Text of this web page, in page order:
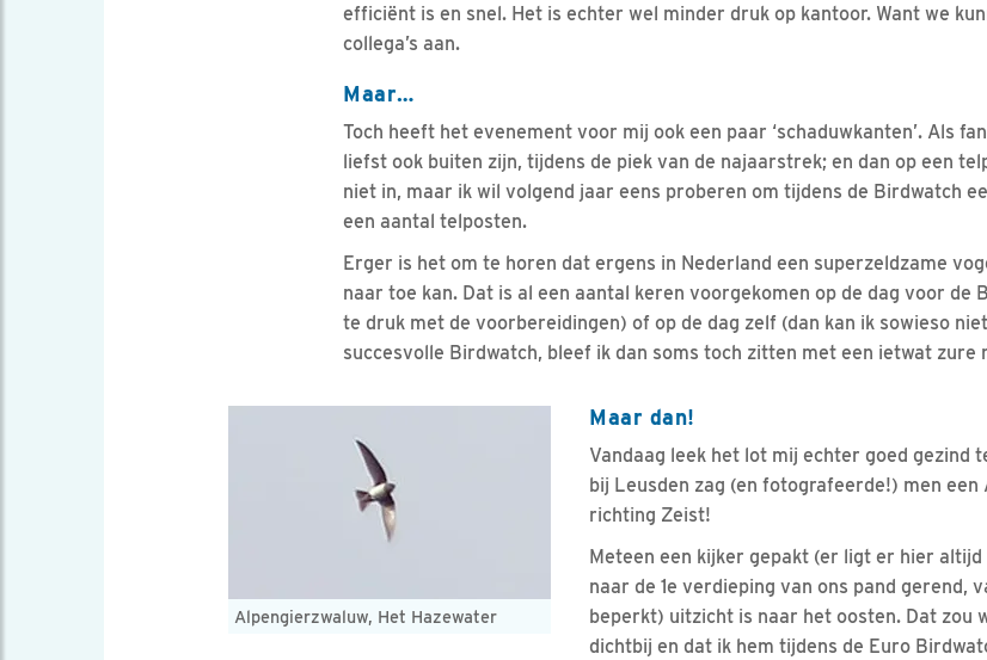
efficiënt is en snel. Het is echter wel minder druk op kantoor. Want we
collega’s aan.
Maar…
Toch heeft het evenement voor mij ook een paar ‘schaduwkanten’. Als
liefst ook buiten zijn, tijdens de piek van de najaarstrek; en dan op een
niet in, maar ik wil volgend jaar eens proberen om tijdens de Birdwatch
een aantal telposten.
Erger is het om te horen dat ergens in Nederland een superzeldzame
naar toe kan. Dat is al een aantal keren voorgekomen op de dag voor de
te druk met de voorbereidingen) of op de dag zelf (dan kan ik sowieso
succesvolle Birdwatch, bleef ik dan soms toch zitten met een ietwat zure
Alpengierzwaluw, Het Hazewater
Maar dan!
Vandaag leek het lot mij echter goed gezind
bij Leusden zag (en fotografeerde!) men
richting Zeist!
Meteen een kijker gepakt (er ligt er hier
naar de 1e verdieping van ons pand gerend,
beperkt) uitzicht is naar het oosten. Dat zou
dichtbij en dat ik hem tijdens de Euro